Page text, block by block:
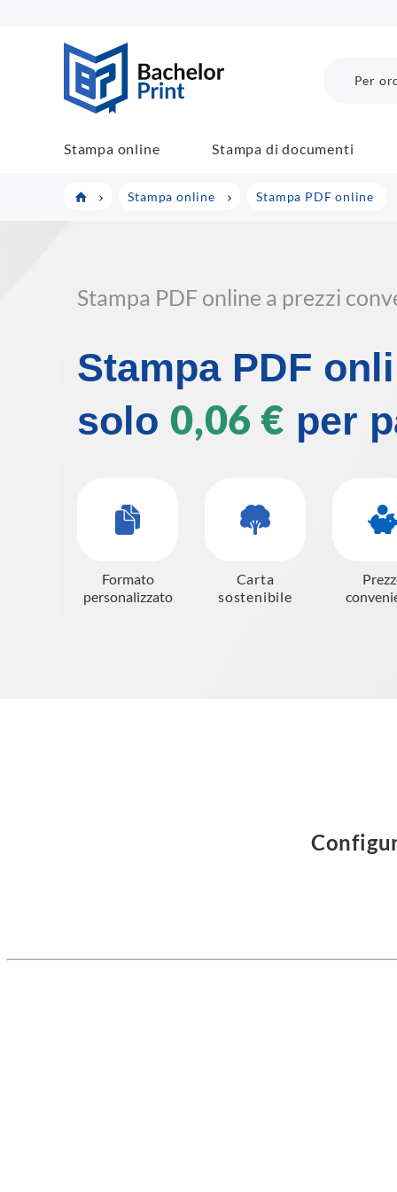
Per
Stampa online Stampa di documenti
Stampa online Stampa PDF online
Stampa PDF online a prezzi
Stampa PDF
solo 0,06 € per
Formato
personalizzato
Carta
sostenibile